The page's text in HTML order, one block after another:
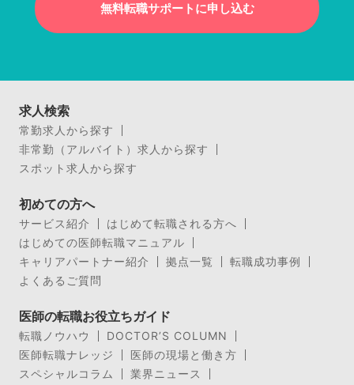
無料転職サポートに申し込む
求人検索
常勤求人から探す
非常勤（アルバイト）求人から探す
スポット求人から探す
初めての方へ
サービス紹介
はじめて転職される方へ
はじめての医師転職マニュアル
キャリアパートナー紹介
拠点一覧
転職成功事例
よくあるご質問
医師の転職お役立ちガイド
転職ノウハウ
DOCTOR’S COLUMN
医師転職ナレッジ
医師の現場と働き方
スペシャルコラム
業界ニュース